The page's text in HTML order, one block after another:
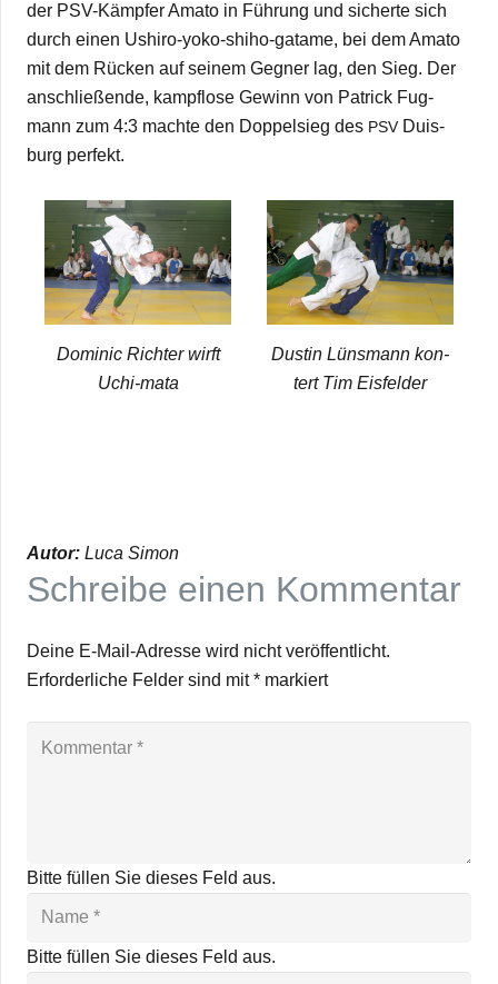
der PSV-Kämp­fer Amato in Füh­rung und sicherte sich
durch einen Ushiro-yoko-shiho-gatame, bei dem Amato
mit dem Rücken auf sei­nem Geg­ner lag, den Sieg. Der
anschlie­ßende, kampf­lose Gewinn von Patrick Fug­
mann zum 4:3 machte den Dop­pel­sieg des PSV Duis­
burg perfekt.
Domi­nic Rich­ter wirft
Uchi-mata
Dus­tin Lüns­mann kon­
tert Tim Eisfelder
Autor: Luca Simon
Schreibe einen Kommentar
Deine E-Mail-Adresse wird nicht veröffentlicht.
Erforderliche Felder sind mit* markiert
Bitte füllen Sie dieses Feld aus.
Bitte füllen Sie dieses Feld aus.